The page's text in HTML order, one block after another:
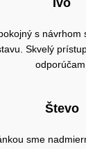
Ivo
s návrhom
Skvelý
Števo
sme